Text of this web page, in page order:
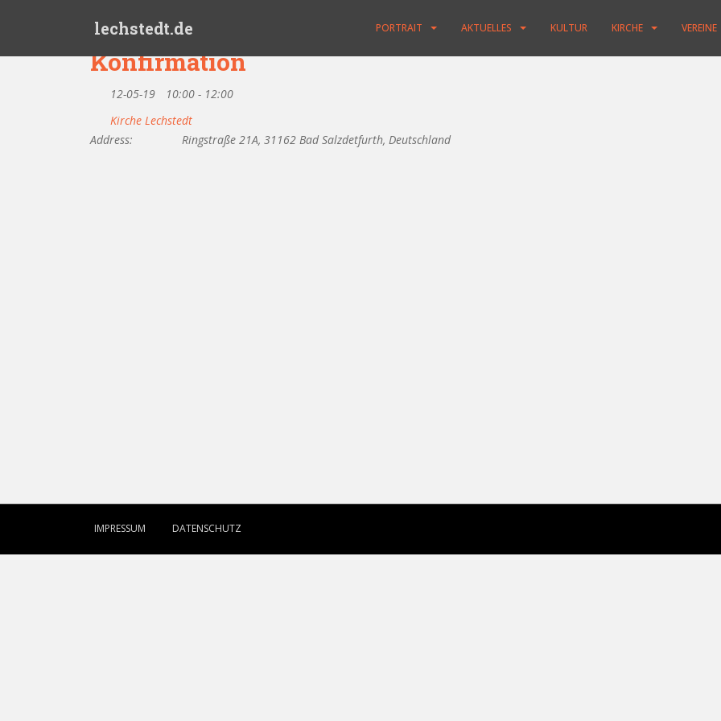
lechstedt.de PORTRAIT AKTUELLES KULTUR KIRCHE VEREINE
Konfirmation
12-05-19
10:00 - 12:00
Kirche Lechstedt
Address:
Ringstraße 21A, 31162 Bad Salzdetfurth, Deutschland
IMPRESSUM DATENSCHUTZ